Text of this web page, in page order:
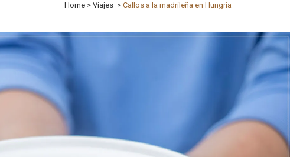
Home> Viajes > Callos a la madrileña en Hungría